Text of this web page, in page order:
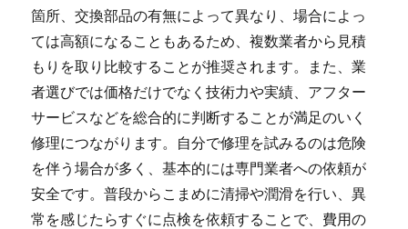
箇所、交換部品の有無によって異なり、場合によっ
ては高額になることもあるため、複数業者から見積
もりを取り比較することが推奨されます。また、業
者選びでは価格だけでなく技術力や実績、アフター
サービスなどを総合的に判断することが満足のいく
修理につながります。自分で修理を試みるのは危険
を伴う場合が多く、基本的には専門業者への依頼が
安全です。普段からこまめに清掃や潤滑を行い、異
常を感じたらすぐに点検を依頼することで、費用の